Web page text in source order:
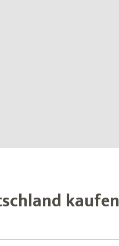
kaufen